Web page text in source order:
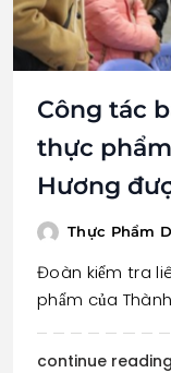
Công tác
thực
Hương
Thực Phẩm
Đoàn kiểm tra
phẩm của
continue